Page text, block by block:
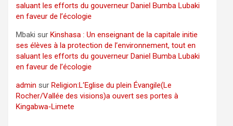
saluant les efforts du gouverneur Daniel Bumba Lubaki
en faveur de l’écologie
Mbaki surKinshasa : Un enseignant de la capitale initie
ses élèves à la protection de l’environnement, tout en
saluant les efforts du gouverneur Daniel Bumba Lubaki
en faveur de l’écologie
admin surReligion:L’Eglise du plein Évangile(Le
Rocher/Vallée des visions)a ouvert ses portes à
Kingabwa-Limete